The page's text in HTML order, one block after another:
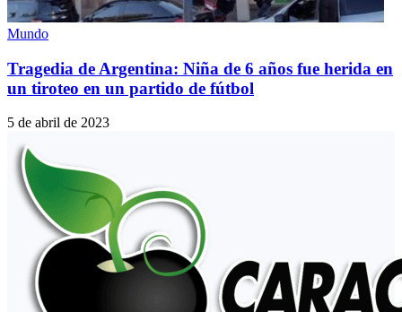
Mundo
Tragedia de Argentina: Niña de 6 años fue herida en
un tiroteo en un partido de fútbol
5 de abril de 2023